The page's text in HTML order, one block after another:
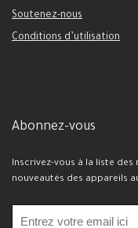
Soutenez-nous
Conditions d’utilisation
Abonnez-vous
Inscrivez-vous à la liste
nouveautés des appareils